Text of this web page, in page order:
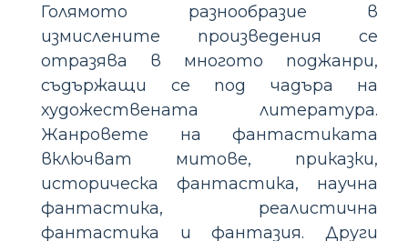
Голямото разнообразие в
измислените произведения се
отразява в многото поджанри,
съдържащи се под чадъра на
художествената литература.
Жанровете на фантастиката
включват митове, приказки,
историческа фантастика, научна
фантастика, реалистична
фантастика и фантазия. Други